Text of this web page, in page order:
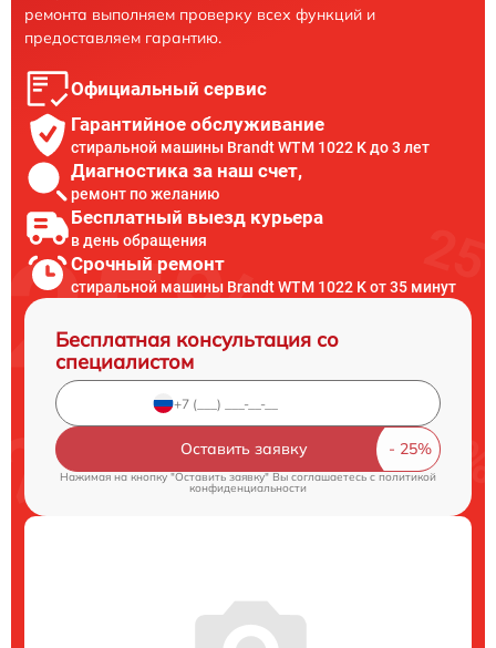
ремонта выполняем проверку всех функций и
предоставляем гарантию.
Официальный сервис
Гарантийное обслуживание
стиральной машины Brandt WTM 1022 K до 3 лет
Диагностика за наш счет,
ремонт по желанию
Бесплатный выезд курьера
в день обращения
Срочный ремонт
стиральной машины Brandt WTM 1022 K от 35 минут
Бесплатная консультация со
специалистом
Оставить заявку
Нажимая на кнопку "Оставить заявку" Вы соглашаетесь c политикой
конфиденциальности